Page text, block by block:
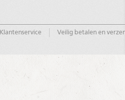
Klantenservice Veilig betalen en